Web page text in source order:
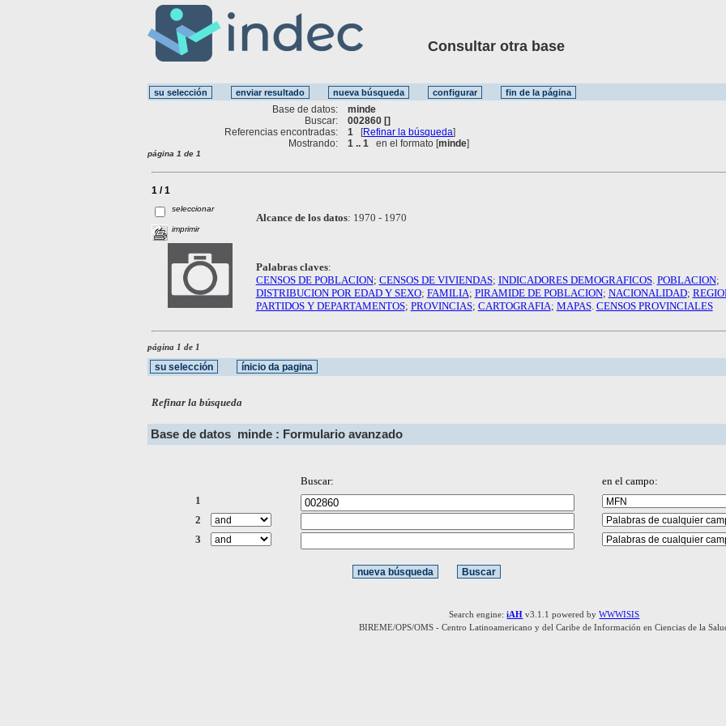
Consultar otra base
Base de datos:
minde
Buscar:
002860 []
Referencias encontradas:
1 [Refinar la búsqueda]
Mostrando:
1 .. 1 en el formato [minde]
página 1 de 1
1 / 1
seleccionar
imprimir
Alcance de los datos: 1970 - 1970
Palabras claves:
CENSOS DE POBLACION; CENSOS DE VIVIENDAS; INDICADORES DEMOGRAFICOS. POBLACION;
DISTRIBUCION POR EDAD Y SEXO; FAMILIA; PIRAMIDE DE POBLACION; NACIONALIDAD;
PARTIDOS Y DEPARTAMENTOS; PROVINCIAS; CARTOGRAFIA; MAPAS. CENSOS PROVINCIALES
página 1 de 1
Refinar la búsqueda
Base de datos minde : Formulario avanzado
Buscar:
en el campo:
1
2
3
Search engine:iAH v3.1.1 powered byWWWISIS
BIREME/OPS/OMS - Centro Latinoamericano y del Caribe de Información en Ciencias de la